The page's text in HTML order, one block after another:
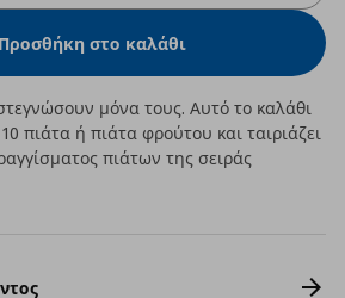
Προσθήκη στο καλάθι
μόνα τους. Αυτό το καλάθι
πιάτα ή πιάτα φρούτου και ταιριάζει
πιάτων της σειράς